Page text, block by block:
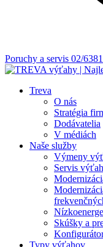
Poruchy a servis 02/
Treva
O nás
Stratégia
Dodávatelia
V médiách
Naše služby
Výmeny
Servis
Skúšky a
Typy výťahov